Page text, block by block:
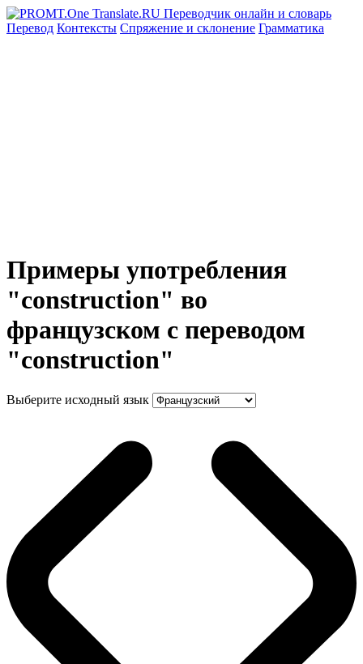
Перевод Контексты Спряжение и склонение Грамматика
Примеры употребления
"construction" во
французском с переводом
"construction"
Выберите исходный язык